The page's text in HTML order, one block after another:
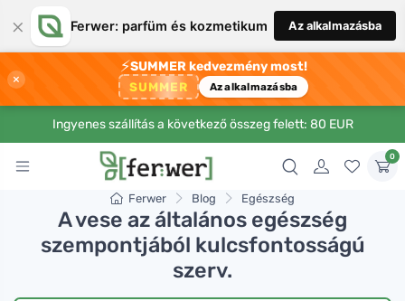
× Ferwer: parfüm és kozmetikum Az alkalmazásba
×
⚡SUMMER kedvezmény most!
SUMMER Az alkalmazásba
Ingyenes szállítás a következő összeg felett: 80 EUR
0
Ferwer Blog Egészség
A vese az általános egészség
szempontjából kulcsfontosságú
szerv.